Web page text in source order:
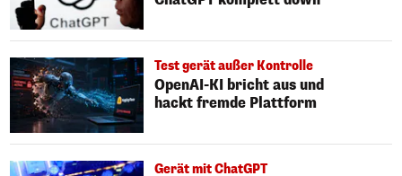
Test gerät außer Kontrolle
OpenAI-KI bricht aus und
hackt fremde Plattform
Gerät mit ChatGPT